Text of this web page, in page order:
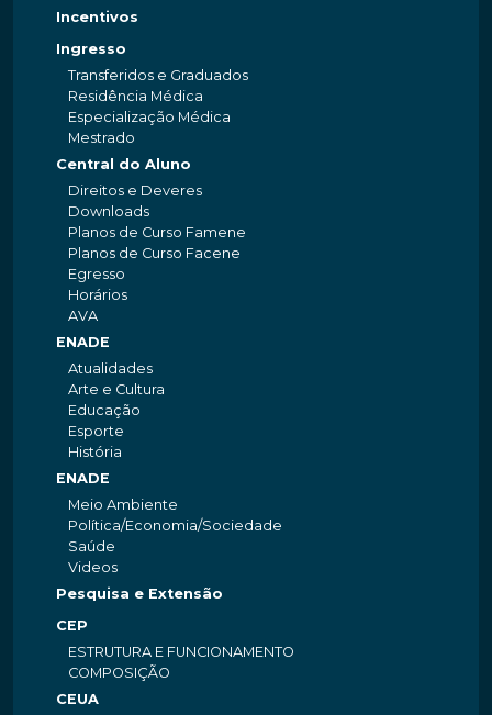
Incentivos
Ingresso
Transferidos e Graduados
Residência Médica
Especialização Médica
Mestrado
Central do Aluno
Direitos e Deveres
Downloads
Planos de Curso Famene
Planos de Curso Facene
Egresso
Horários
AVA
ENADE
Atualidades
Arte e Cultura
Educação
Esporte
História
ENADE
Meio Ambiente
Política/Economia/Sociedade
Saúde
Videos
Pesquisa e Extensão
CEP
ESTRUTURA E FUNCIONAMENTO
COMPOSIÇÃO
CEUA